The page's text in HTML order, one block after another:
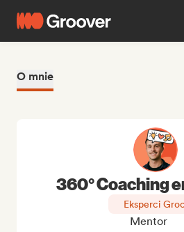
O mnie
360° Coaching
Eksperci
Mentor